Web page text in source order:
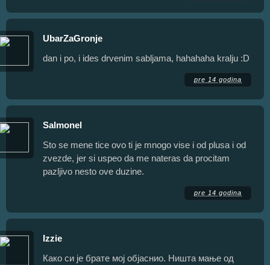
UbarZaGronje
dan i po, i ides drvenim sabljama, hahahaha kralju :D
pre 14 godina
Salmonel
Sto se mene tice ovo ti je mnogo vise i od plusa i od
zvezde, jer si uspeo da me nateras da procitam
pazljivo nesto ove duzine.
pre 14 godina
Izzie
Како си је брате мој објаснио. Ништа мање од